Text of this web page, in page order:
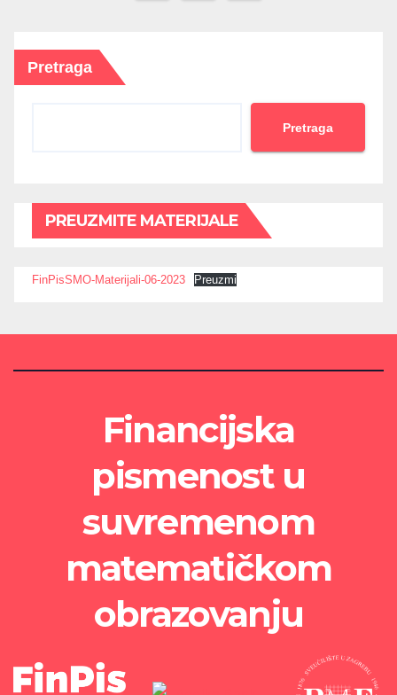
Pretraga
Pretraga
PREUZMITE MATERIJALE
FinPisSMO-Materijali-06-2023 Preuzmi
Financijska
pismenost u
suvremenom
matematičkom
obrazovanju